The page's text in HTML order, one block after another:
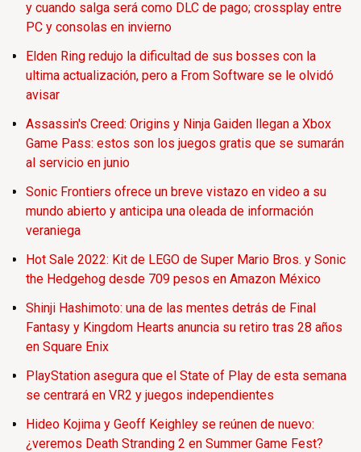
y cuando salga será como DLC de pago; crossplay entre
PC y consolas en invierno
Elden Ring redujo la dificultad de sus bosses con la
ultima actualización, pero a From Software se le olvidó
avisar
Assassin's Creed: Origins y Ninja Gaiden llegan a Xbox
Game Pass: estos son los juegos gratis que se sumarán
al servicio en junio
Sonic Frontiers ofrece un breve vistazo en video a su
mundo abierto y anticipa una oleada de información
veraniega
Hot Sale 2022: Kit de LEGO de Super Mario Bros. y Sonic
the Hedgehog desde 709 pesos en Amazon México
Shinji Hashimoto: una de las mentes detrás de Final
Fantasy y Kingdom Hearts anuncia su retiro tras 28 años
en Square Enix
PlayStation asegura que el State of Play de esta semana
se centrará en VR2 y juegos independientes
Hideo Kojima y Geoff Keighley se reúnen de nuevo:
¿veremos Death Stranding 2 en Summer Game Fest?